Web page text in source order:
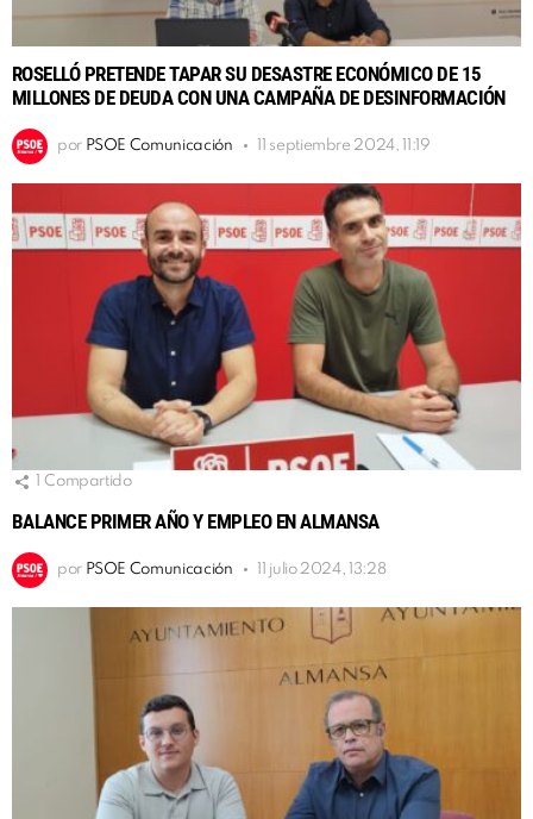
ROSELLÓ PRETENDE TAPAR SU DESASTRE ECONÓMICO DE 15
MILLONES DE DEUDA CON UNA CAMPAÑA DE DESINFORMACIÓN
por PSOE Comunicación 11 septiembre 2024, 11:19
Compartido
BALANCE PRIMER AÑO Y EMPLEO EN ALMANSA
por PSOE Comunicación 11 julio 2024, 13:28